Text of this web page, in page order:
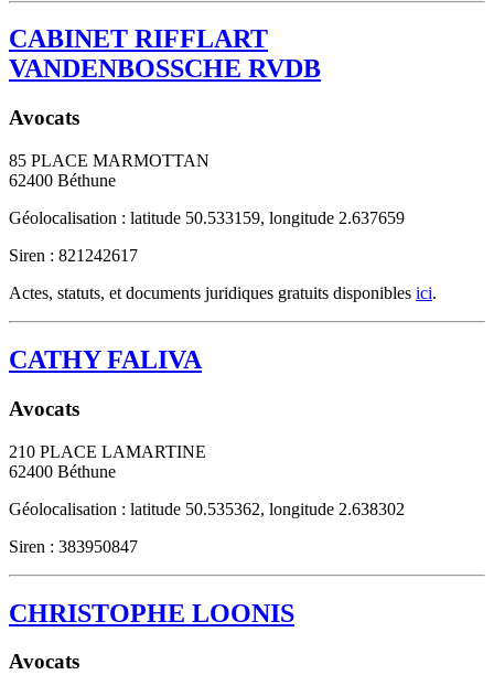
CABINET RIFFLART
VANDENBOSSCHE RVDB
Avocats
85 PLACE MARMOTTAN
62400 Béthune
Géolocalisation : latitude 50.533159, longitude 2.637659
Siren : 821242617
Actes, statuts, et documents juridiques gratuits disponibles ici.
CATHY FALIVA
Avocats
210 PLACE LAMARTINE
62400 Béthune
Géolocalisation : latitude 50.535362, longitude 2.638302
Siren : 383950847
CHRISTOPHE LOONIS
Avocats